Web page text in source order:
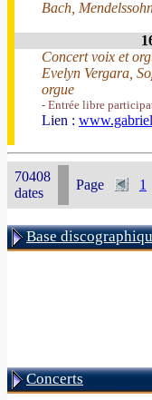
Bach,
Concert voix et
Evelyn Vergara,
orgue
- Entrée libre
Lien :
70408
dates
Page 1
Base
Concerts